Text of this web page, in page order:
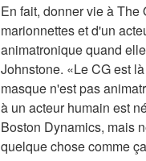
En fait, donner vie à
marionnettes et d'un
animatronique quand
Johnstone. «Le CG est
masque n'est pas
à un acteur humain est
Boston Dynamics, mais
quelque chose comme